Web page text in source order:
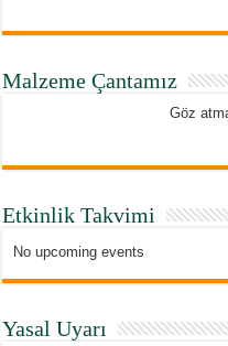
Malzeme Çantamız
Göz
Etkinlik Takvimi
No upcoming events
Yasal Uyarı